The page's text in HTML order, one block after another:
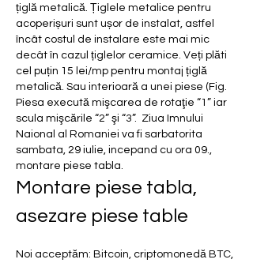
țiglă metalică. Țiglele metalice pentru
acoperișuri sunt ușor de instalat, astfel
încât costul de instalare este mai mic
decât în cazul țiglelor ceramice. Veți plăti
cel puțin 15 lei/mp pentru montaj țiglă
metalică. Sau interioară a unei piese (Fig.
Piesa execută mişcarea de rotaţie “1” iar
scula mişcările “2” şi “3”.  Ziua Imnului
Naional al Romaniei va fi sarbatorita
sambata, 29 iulie, incepand cu ora 09.,
montare piese tabla.
Montare piese tabla,
asezare piese table
Noi acceptăm: Bitcoin, criptomonedă BTC,